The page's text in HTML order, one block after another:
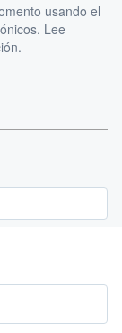
usando el
Lee